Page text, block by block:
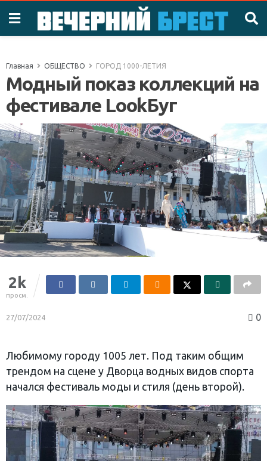
Главная ОБЩЕСТВО ГОРОД 1000-ЛЕТИЯ
Модный показ коллекций на
фестивале LookБуг
2k
просм.
27/07/2024 0
Любимому городу 1005 лет. Под таким общим
трендом на сцене у Дворца водных видов спорта
начался фестиваль моды и стиля (день второй).